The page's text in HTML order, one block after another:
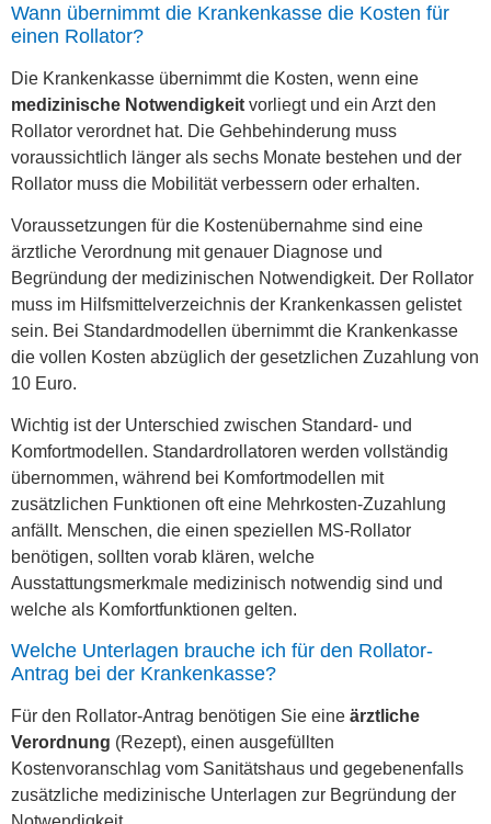
Wann übernimmt die Krankenkasse die Kosten für
einen Rollator?
Die Krankenkasse übernimmt die Kosten, wenn eine
medizinische Notwendigkeit vorliegt und ein Arzt den
Rollator verordnet hat. Die Gehbehinderung muss
voraussichtlich länger als sechs Monate bestehen und der
Rollator muss die Mobilität verbessern oder erhalten.
Voraussetzungen für die Kostenübernahme sind eine
ärztliche Verordnung mit genauer Diagnose und
Begründung der medizinischen Notwendigkeit. Der Rollator
muss im Hilfsmittelverzeichnis der Krankenkassen gelistet
sein. Bei Standardmodellen übernimmt die Krankenkasse
die vollen Kosten abzüglich der gesetzlichen Zuzahlung von
10 Euro.
Wichtig ist der Unterschied zwischen Standard- und
Komfortmodellen. Standardrollatoren werden vollständig
übernommen, während bei Komfortmodellen mit
zusätzlichen Funktionen oft eine Mehrkosten-Zuzahlung
anfällt. Menschen, die einen speziellen MS-Rollator
benötigen, sollten vorab klären, welche
Ausstattungsmerkmale medizinisch notwendig sind und
welche als Komfortfunktionen gelten.
Welche Unterlagen brauche ich für den Rollator-
Antrag bei der Krankenkasse?
Für den Rollator-Antrag benötigen Sie eine ärztliche
Verordnung (Rezept), einen ausgefüllten
Kostenvoranschlag vom Sanitätshaus und gegebenenfalls
zusätzliche medizinische Unterlagen zur Begründung der